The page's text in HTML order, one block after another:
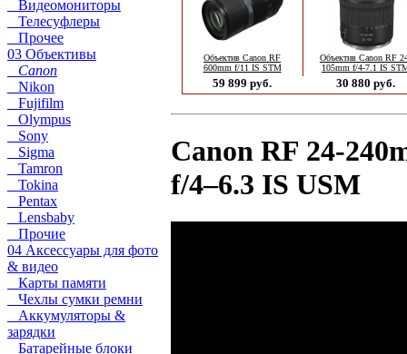
Видеомониторы
Телесуфлеры
Прочее
03 Объективы
Canon
Nikon
Fujifilm
Olympus
Sony
Sigma
Tamron
Tokina
Pentax
Lensbaby
Прочие
04 Аксессуары для фото
& видео
Карты памяти
Чехлы сумки ремни
Аккумуляторы &
зарядки
Батарейные блоки
Объектив Canon RF
600mm f/11 IS STM
59 899 руб.
Объектив Canon RF
105mm f/4-7.1 IS
30 880 руб.
Canon RF 24-
f/4–6.3 IS USM